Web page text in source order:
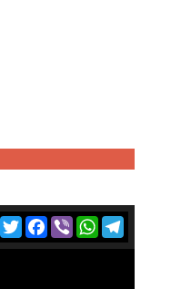
TwitterFacebook
ViberWhatsApp
Telegram